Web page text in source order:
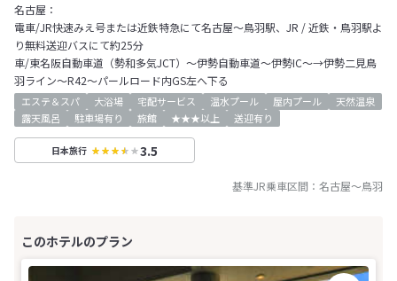
名古屋：
電車/JR快速みえ号または近鉄特急にて名古屋～鳥羽駅、JR / 近鉄・鳥羽駅よ
り無料送迎バスにて約25分
車/東名阪自動車道（勢和多気JCT）～伊勢自動車道～伊勢IC～→伊勢二見鳥
羽ライン～R42～パールロード内GS左へ下る
エステ＆スパ 大浴場 宅配サービス 温水プール 屋内プール
天然温泉
露天風呂
駐車場有り 旅館 ★★★以上 送迎有り
日本旅行 3.5
基準JR乗車区間： 名古屋～鳥羽